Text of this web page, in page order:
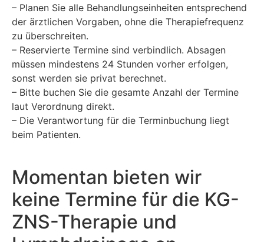
– Planen Sie alle Behandlungseinheiten entsprechend
der ärztlichen Vorgaben, ohne die Therapiefrequenz
zu überschreiten.
– Reservierte Termine sind verbindlich. Absagen
müssen mindestens 24 Stunden vorher erfolgen,
sonst werden sie privat berechnet.
– Bitte buchen Sie die gesamte Anzahl der Termine
laut Verordnung direkt.
– Die Verantwortung für die Terminbuchung liegt
beim Patienten.
Momentan bieten wir
keine Termine für die KG-
ZNS-Therapie und